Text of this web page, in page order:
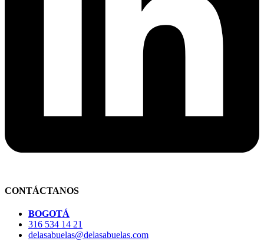
CONTÁCTANOS
BOGOTÁ
316 534 14 21
delasabuelas@delasabuelas.com